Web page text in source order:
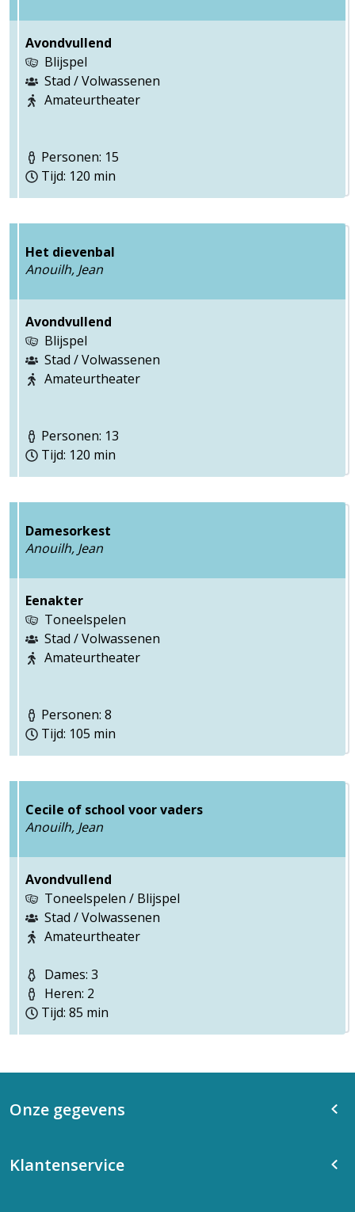
Avondvullend
Blijspel
Stad / Volwassenen
Amateurtheater
Personen: 15
Tijd: 120 min
Het dievenbal
Anouilh, Jean
Avondvullend
Blijspel
Stad / Volwassenen
Amateurtheater
Personen: 13
Tijd: 120 min
Damesorkest
Anouilh, Jean
Eenakter
Toneelspelen
Stad / Volwassenen
Amateurtheater
Personen: 8
Tijd: 105 min
Cecile of school voor vaders
Anouilh, Jean
Avondvullend
Toneelspelen / Blijspel
Stad / Volwassenen
Amateurtheater
Dames: 3
Heren: 2
Tijd: 85 min
Onze gegevens
Klantenservice